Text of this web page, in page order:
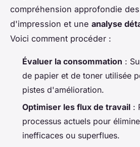
compréhension approfondie
d'impression et une analyse
Voici comment procéder :
Évaluer la consommation :
de papier et de toner utilisée
pistes d'amélioration.
Optimiser les flux de travail :
processus actuels pour
inefficaces ou superflues.